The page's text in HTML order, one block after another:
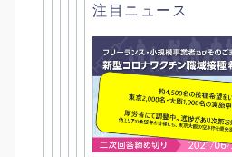
注目ニュース